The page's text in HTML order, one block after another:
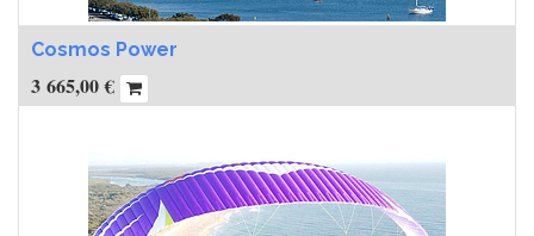
Cosmos Power
3 665,00€